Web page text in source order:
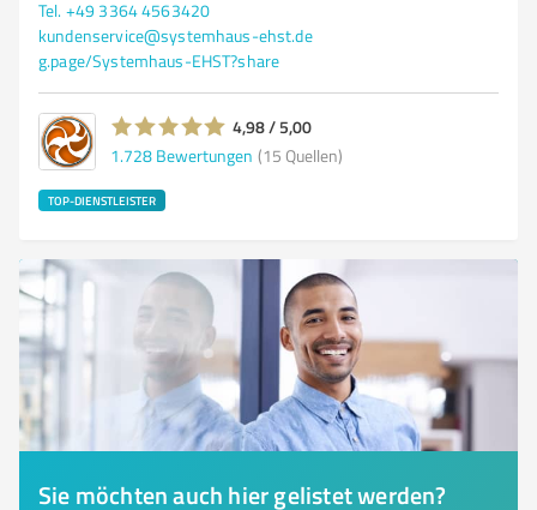
Tel. +49 3364 4563420
kundenservice@systemhaus-ehst.de
g.page/Systemhaus-EHST?share
4,98 / 5,00
1.728 Bewertungen (15 Quellen)
TOP-DIENSTLEISTER
Sie möchten auch hier gelistet werden?